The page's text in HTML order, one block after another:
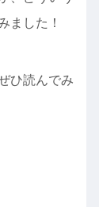
ました！
ひ読んでみ